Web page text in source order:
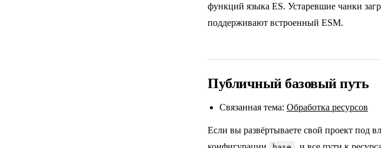
функций языка ES. Устаревшие чанки
поддерживают встроенный ESM.
Публичный базовый путь
Связанная тема: Обработка ресурсов
Если вы развёртываете свой проект